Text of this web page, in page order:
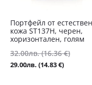
Портфейл от
кожа ST137Н, черен,
хоризонтален, голям
32.00лв. (16.36 €)Original
29.00лв. (14.83 €)Текущата